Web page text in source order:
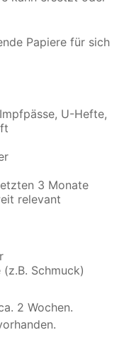
Papiere für sich
U-Hefte,
3 Monate
relevant
Schmuck)
2 Wochen.